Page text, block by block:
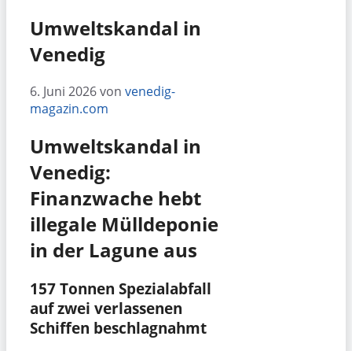
Umweltskandal in
Venedig
6. Juni 2026von venedig-
magazin.com
Umweltskandal in
Venedig:
Finanzwache hebt
illegale Mülldeponie
in der Lagune aus
157 Tonnen Spezialabfall
auf zwei verlassenen
Schiffen beschlagnahmt